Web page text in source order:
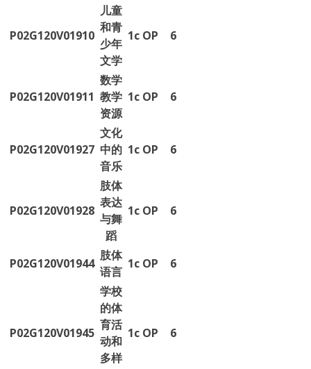
P02G120V01910
儿童
和青
少年
文学
1c OP 6
P02G120V01911
数学
教学
资源
1c OP 6
P02G120V01927
文化
中的
音乐
1c OP 6
P02G120V01928
肢体
表达
与舞
蹈
1c OP 6
P02G120V01944
肢体
语言
1c OP 6
P02G120V01945
学校
的体
育活
动和
多样
1c OP 6